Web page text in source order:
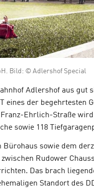
Bild: © Adlershof Special
Adlershof aus gut
eines der begehrtesten
Franz-Ehrlich-Straße
sowie 118
Bürohaus sowie dem
zwischen Rudower
Das brach
Standort des